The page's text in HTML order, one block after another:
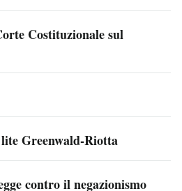
Costituzionale sul
Greenwald-Riotta
contro il negazionismo